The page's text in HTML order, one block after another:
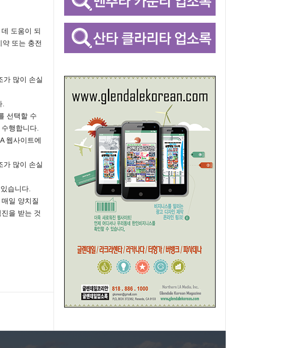
도움이 되
또는 충전
가 많이 손실
선택할 수
행합니다.
웹사이트에
가 많이 손실
습니다.
일 양치질
을 받는 것